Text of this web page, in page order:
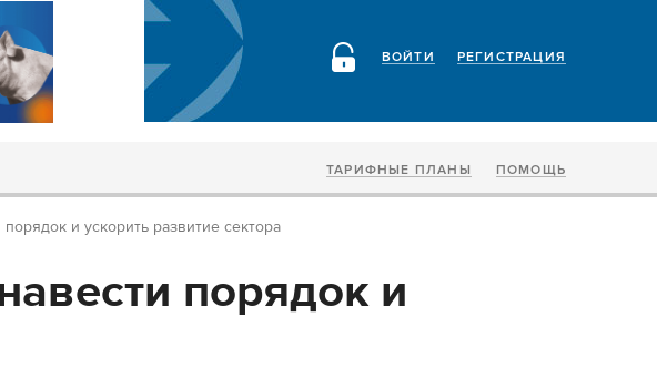
РЕГИСТРАЦИЯ
ВОЙТИ
ТАРИФНЫЕ ПЛАНЫ ПОМОЩЬ
и ускорить развитие сектора
порядок и